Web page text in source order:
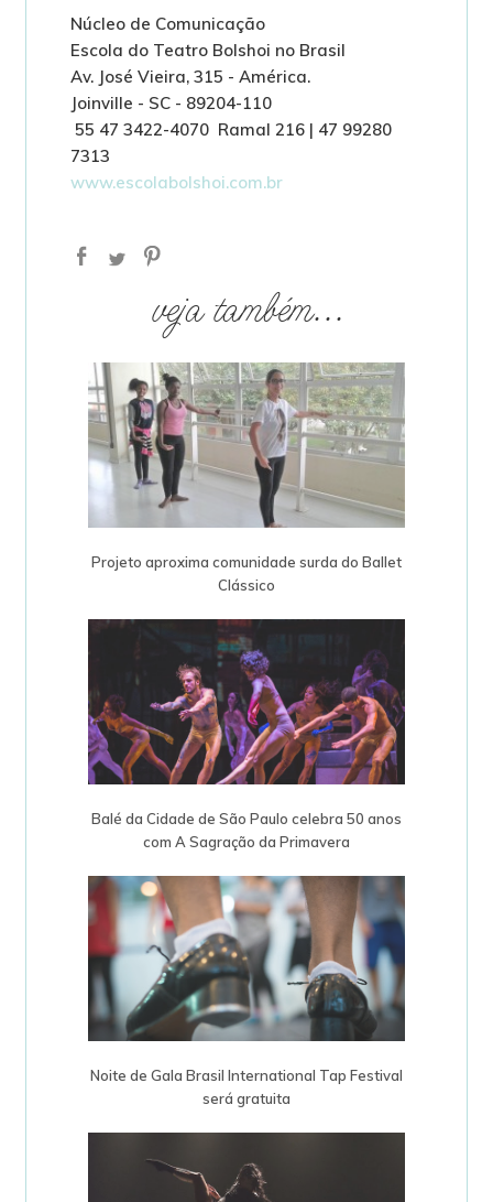
Núcleo de Comunicação
Escola do Teatro Bolshoi no Brasil
Av. José Vieira, 315 - América.
Joinville - SC - 89204-110
55 47 3422-4070 Ramal 216 | 47 99280
7313
www.escolabolshoi.com.br
veja também...
Projeto aproxima comunidade surda do Ballet
Clássico
Balé da Cidade de São Paulo celebra 50 anos
com A Sagração da Primavera
Noite de Gala Brasil International Tap Festival
será gratuita